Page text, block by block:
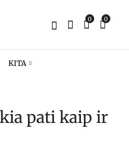
0 0
KITA
Gelinis lakas nr 53
[ normalų darbą
Gelinis lakas nr 55
[ labai graži ]
pati kaip ir